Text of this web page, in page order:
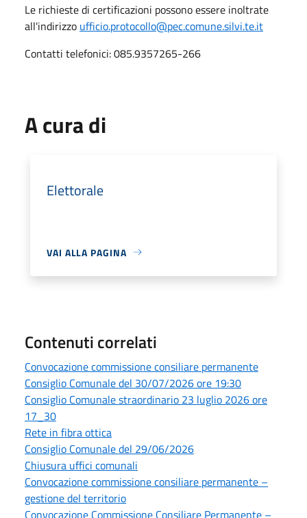
Le richieste di certificazioni possono essere inoltrate
all'indirizzo ufficio.protocollo@pec.comune.silvi.te.it
Contatti telefonici: 085.9357265-266
A cura di
Elettorale
VAI ALLA PAGINA
Contenuti correlati
Convocazione commissione consiliare permanente
Consiglio Comunale del 30/07/2026 ore 19:30
Consiglio Comunale straordinario 23 luglio 2026 ore
17_30
Rete in fibra ottica
Consiglio Comunale del 29/06/2026
Chiusura uffici comunali
Convocazione commissione consiliare permanente –
gestione del territorio
Convocazione Commissione Consiliare Permanente –